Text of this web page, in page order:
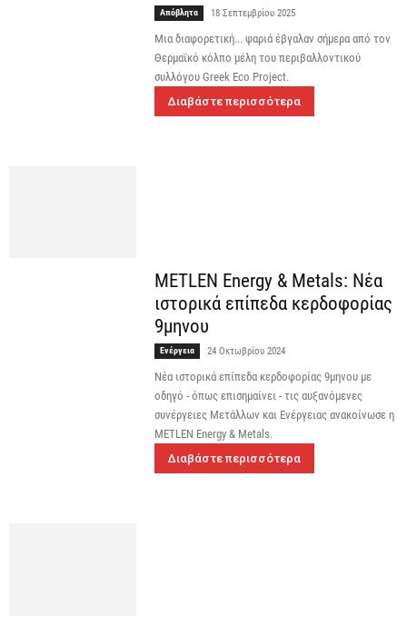
Απόβλητα 18 Σεπτεμβρίου 2025
Μια διαφορετική... ψαριά έβγαλαν σήμερα από τον
Θερμαϊκό κόλπο μέλη του περιβαλλοντικού
συλλόγου Greek Eco Project.
Διαβάστε περισσότερα
METLEN Energy & Metals: Νέα
ιστορικά επίπεδα κερδοφορίας
9μηνου
Ενέργεια 24 Οκτωβρίου 2024
Νέα ιστορικά επίπεδα κερδοφορίας 9μηνου με
οδηγό - όπως επισημαίνει - τις αυξανόμενες
συνέργειες Μετάλλων και Ενέργειας ανακοίνωσε η
METLEN Energy & Metals.
Διαβάστε περισσότερα